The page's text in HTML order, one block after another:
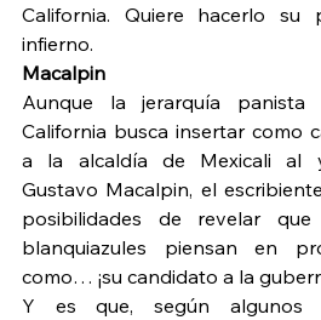
California. Quiere hacerlo su
infierno.
Macalpin
Aunque la jerarquía panista
California busca insertar como
a la alcaldía de Mexicali al
Gustavo Macalpin, el
posibilidades de revelar que
blanquiazules piensan en
como… ¡su candidato a la
Y es que, según algunos